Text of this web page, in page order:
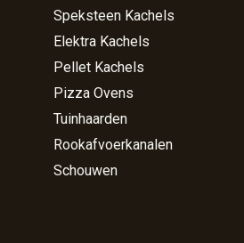
Speksteen Kachels
Elektra Kachels
Pellet Kachels
Pizza Ovens
Tuinhaarden
Rookafvoerkanalen
Schouwen